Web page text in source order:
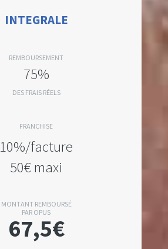
INTEGRALE
REMBOURSEMENT
75%
DES FRAIS RÉELS
FRANCHISE
10%/facture
50€ maxi
MONTANT REMBOURSÉ
PAR OPUS
67,5€